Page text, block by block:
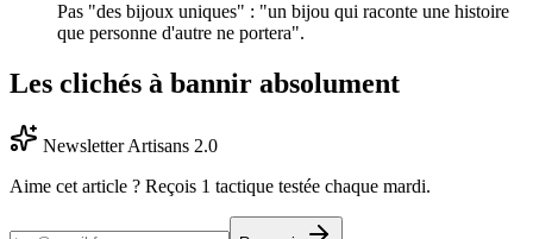
Pas "des bijoux uniques" : "un bijou qui raconte une histoire
que personne d'autre ne portera".
Les clichés à bannir absolument
Newsletter Artisans 2.0
Aime cet article ? Reçois 1 tactique testée chaque mardi.